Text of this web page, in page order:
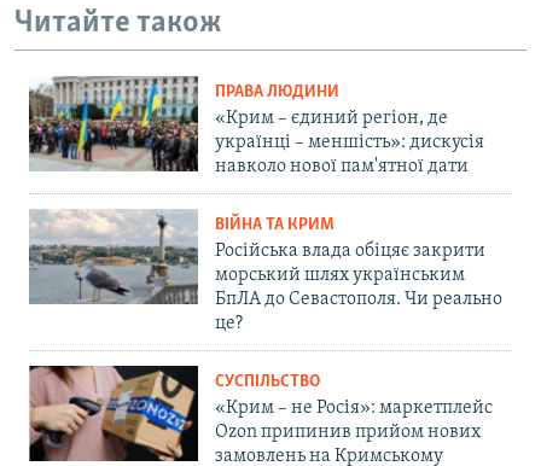
Читайте також
ПРАВА ЛЮДИНИ
«Крим – єдиний регіон, де
українці – меншість»: дискусія
навколо нової пам'ятної дати
ВІЙНА ТА КРИМ
Російська влада обіцяє закрити
морський шлях українським
БпЛА до Севастополя. Чи реально
це?
СУСПІЛЬСТВО
«Крим – не Росія»: маркетплейс
Ozon припинив прийом нових
замовлень на Кримському